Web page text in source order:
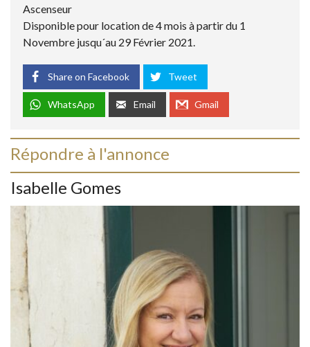
Ascenseur
Disponible pour location de 4 mois à partir du 1
Novembre jusqu´au 29 Février 2021.
Share on Facebook Tweet
WhatsApp Email Gmail
Répondre à l'annonce
Isabelle Gomes